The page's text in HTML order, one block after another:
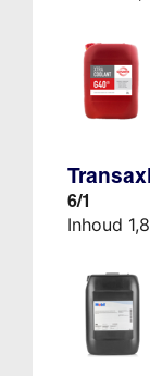
6/1
Inhoud